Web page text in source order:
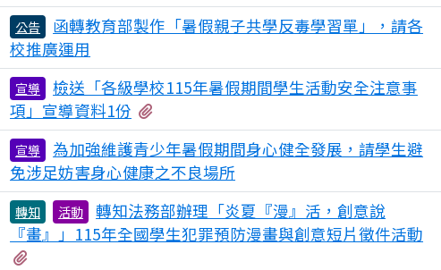
公告
函轉教育部製作「暑假親子共學反毒學習單」，請各
校推廣運用
宣導
檢送「各級學校115年暑假期間學生活動安全注意事
項」宣導資料1份
宣導
為加強維護青少年暑假期間身心健全發展，請學生避
免涉足妨害身心健康之不良場所
轉知 活動
轉知法務部辦理「炎夏『漫』活，創意說
『畫』」115年全國學生犯罪預防漫畫與創意短片徵件活動